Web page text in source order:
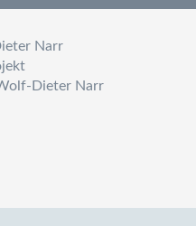
Narr
Dieter Narr